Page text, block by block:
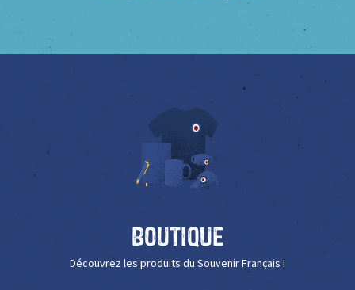
Boutique
Découvrez les produits du Souvenir Français !